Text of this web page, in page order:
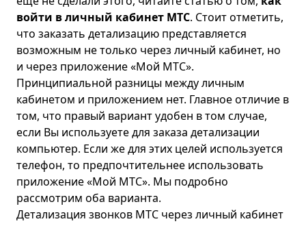
войти в личный кабинет МТС. Стоит отметить,
что заказать детализацию представляется
возможным не только через личный кабинет, но
и через приложение «Мой МТС».
Принципиальной разницы между личным
кабинетом и приложением нет. Главное отличие в
том, что правый вариант удобен в том случае,
если Вы используете для заказа детализации
компьютер. Если же для этих целей используется
телефон, то предпочтительнее использовать
приложение «Мой МТС». Мы подробно
рассмотрим оба варианта.
Детализация звонков МТС через личный кабинет